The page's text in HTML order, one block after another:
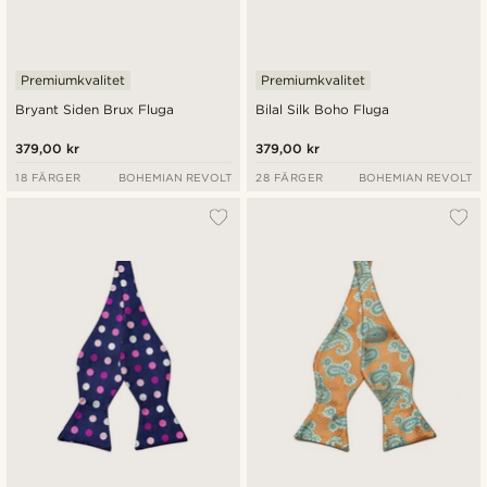
Bryant Siden Brux Fluga
Premiumkvalitet
379,00 kr
18 FÄRGER BOHEMIAN REVOLT
Bilal Silk Boho Fluga
Premiumkvalitet
379,00 kr
28 FÄRGER BOHEMIAN REVOLT